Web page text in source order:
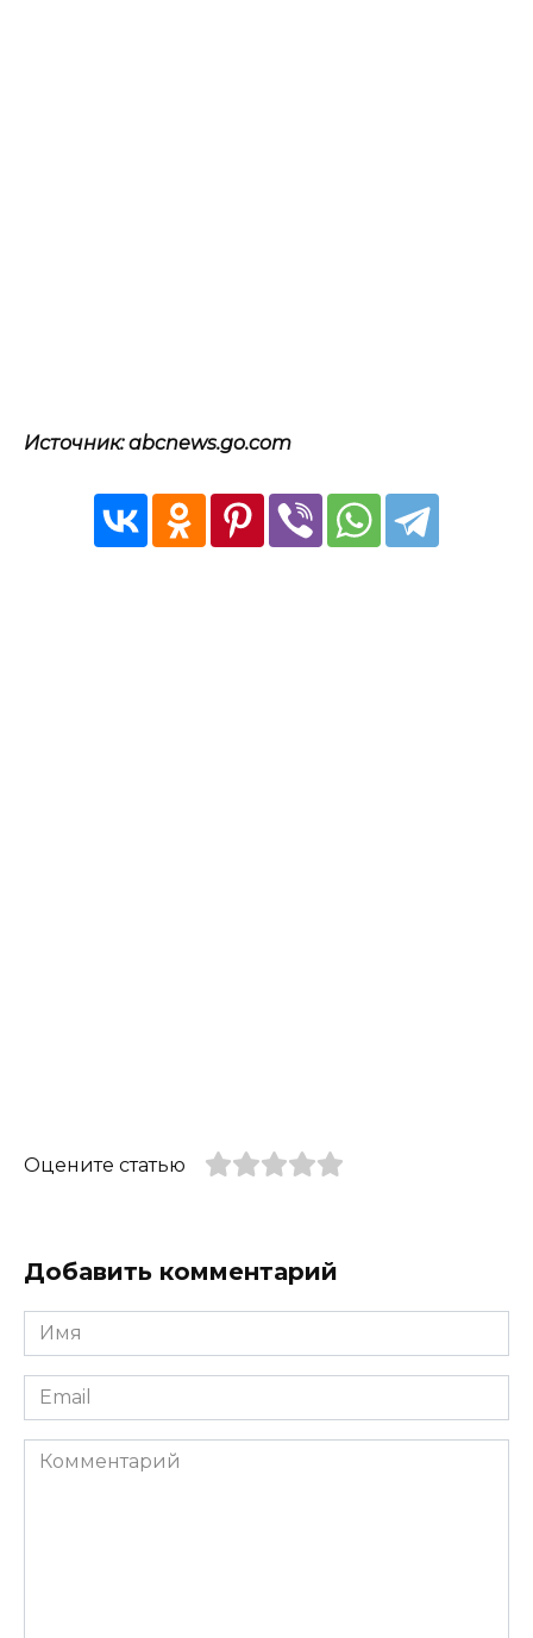
Источник: abcnews.go.com
Оцените статью
Добавить комментарий
Имя
*
Email
*
Комментарий